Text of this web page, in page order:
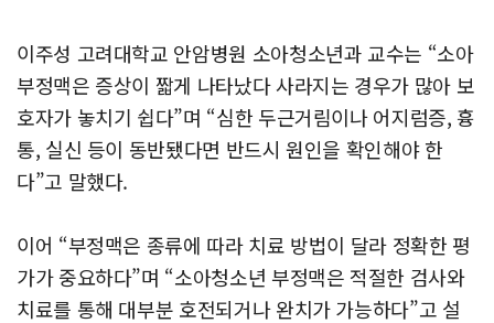
이주성 고려대학교 안암병원 소아청소년과 교수는 “소아
부정맥은 증상이 짧게 나타났다 사라지는 경우가 많아 보
호자가 놓치기 쉽다”며 “심한 두근거림이나 어지럼증, 흉
통, 실신 등이 동반됐다면 반드시 원인을 확인해야 한
다”고 말했다.
이어 “부정맥은 종류에 따라 치료 방법이 달라 정확한 평
가가 중요하다”며 “소아청소년 부정맥은 적절한 검사와
치료를 통해 대부분 호전되거나 완치가 가능하다”고 설